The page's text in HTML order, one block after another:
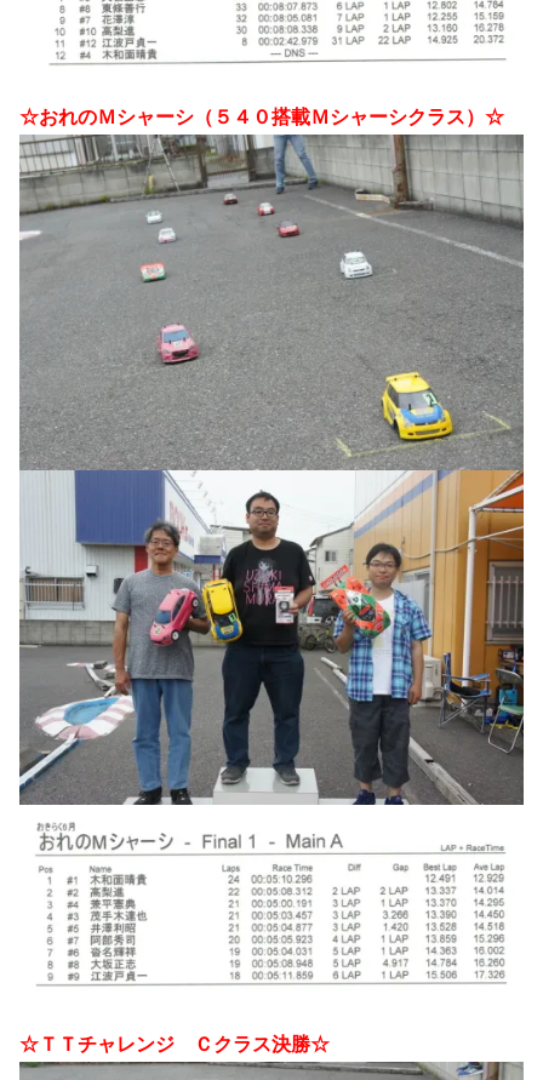
☆おれのＭシャーシ（５４０搭載Ｍシャーシクラス）☆
☆ＴＴチャレンジ Ｃクラス決勝☆